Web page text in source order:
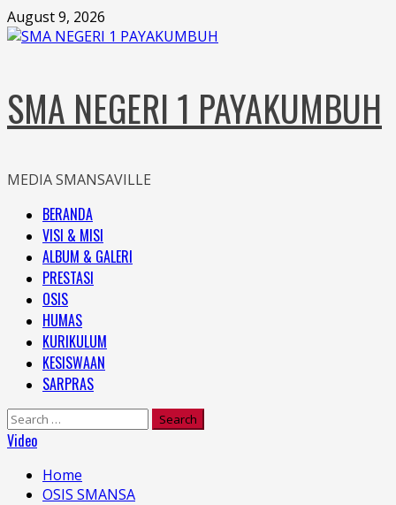
Skip
to
August 9, 2026
SMA NEGERI 1 PAYAKUMBUH
MEDIA SMANSAVILLE
Primary
Menu
BERANDA
VISI & MISI
ALBUM & GALERI
PRESTASI
OSIS
HUMAS
KURIKULUM
KESISWAAN
SARPRAS
Search
for:
Video
Home
OSIS SMANSA